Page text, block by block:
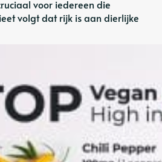
voor iedereen die
volgt dat rijk is aan dierlijke